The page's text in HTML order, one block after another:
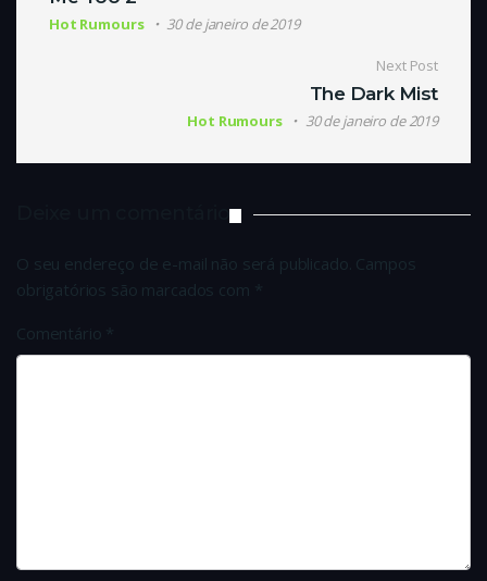
Hot Rumours 30 de janeiro de 2019
Next Post
The Dark Mist
Hot Rumours 30 de janeiro de 2019
Deixe um comentário
O seu endereço de e-mail não será publicado. Campos
obrigatórios são marcados com *
Comentário *